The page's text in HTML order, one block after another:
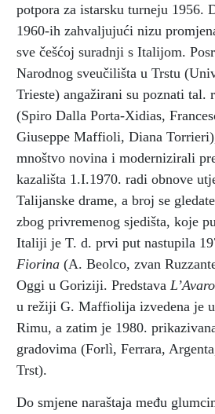
potpora za istarsku turneju 1956.
1960-ih zahvaljujući nizu
sve češćoj suradnji s Italijom.
Narodnog sveučilišta u Trstu
Trieste) angažirani su poznati tal.
(Spiro Dalla Porta-Xidias,
Giuseppe Maffioli, Diana
mnoštvo novina i modernizirali
kazališta 1.I.1970. radi obnove
Talijanske drame, a broj se
zbog privremenog sjedišta, koje
Italiji je T. d. prvi put nastupila
Fiorina (A. Beolco, zvan
Oggi u Goriziji. Predstava L’Avaro
u režiji G. Maffiolija izvedena je
Rimu, a zatim je 1980.
gradovima (Forlì, Ferrara,
Trst).
Do smjene naraštaja među